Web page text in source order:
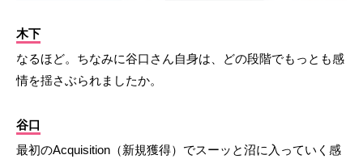
木下
なるほど。ちなみに谷口さん自身は、どの段階でもっとも感
情を揺さぶられましたか。
谷口
最初のAcquisition（新規獲得）でスーッと沼に入っていく感